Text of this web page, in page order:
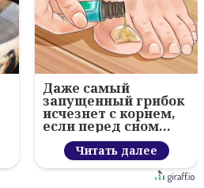
Даже самый
запущенный грибок
исчезнет с корнем,
если перед сном…
Читать далее